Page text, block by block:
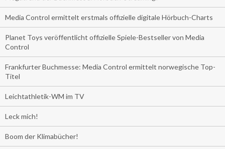
Media Control ermittelt erstmals offizielle digitale Hörbuch-Charts
Planet Toys veröffentlicht offizielle Spiele-Bestseller von Media
Control
Frankfurter Buchmesse: Media Control ermittelt norwegische Top-
Titel
Leichtathletik-WM im TV
Leck mich!
Boom der Klimabücher!